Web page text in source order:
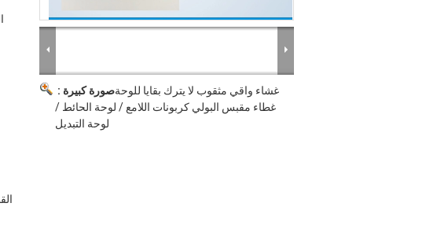
صورة كبيرة :غشاء واقي مثقوب لا يترك بقايا للوحة
غطاء مقبس البولي كربونات اللامع / لوحة الحائط /
لوحة التبديل